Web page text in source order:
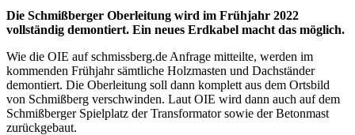
Die Schmißberger Oberleitung wird im Frühjahr 2022
vollständig demontiert. Ein neues Erdkabel macht das möglich.
Wie die OIE auf schmissberg.de Anfrage mitteilte, werden im
kommenden Frühjahr sämtliche Holzmasten und Dachständer
demontiert. Die Oberleitung soll dann komplett aus dem Ortsbild
von Schmißberg verschwinden. Laut OIE wird dann auch auf dem
Schmißberger Spielplatz der Transformator sowie der Betonmast
zurückgebaut.